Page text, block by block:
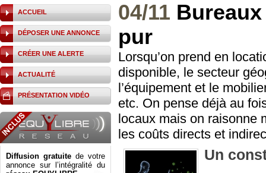
ACCUEIL
DÉPOSER UNE ANNONCE
CRÉER UNE ALERTE
ACTUALITÉ
PRÉSENTATION VIDÉO
Diffusion gratuite de votre
annonce sur l’intégralité du
ANNONCE
04/11
pur
Lorsqu’on prend en
disponible, le secteur
l’équipement et le
etc. On pense déjà au
locaux mais on raisonne
les coûts directs et
Un